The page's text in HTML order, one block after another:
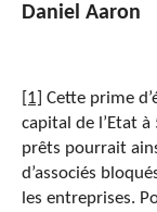
Daniel Aaron
[1] Cette prime
capital de l’Etat
prêts pourrait
d’associés
les entreprises.